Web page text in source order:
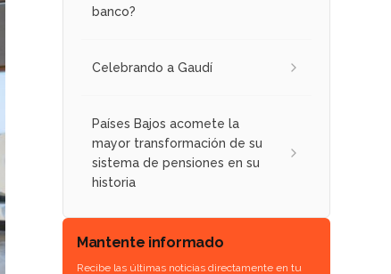
banco?
Celebrando a Gaudí
Países Bajos acomete la
mayor transformación de su
sistema de pensiones en su
historia
Mantente informado
Recibe las últimas noticias directamente en tu